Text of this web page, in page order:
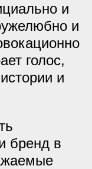
и
и
голос,
и
бренд в